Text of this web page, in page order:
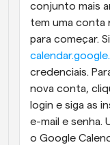
conjunto mais
tem uma conta
credenciais.
nova conta,
login e siga as
e-mail e senha.
o Google